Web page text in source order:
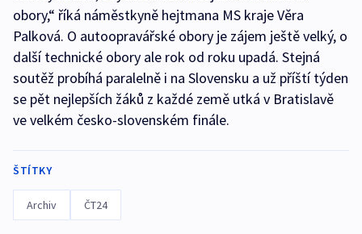
obory,“ říká náměstkyně hejtmana MS kraje Věra
Palková. O autoopravářské obory je zájem ještě velký, o
další technické obory ale rok od roku upadá. Stejná
soutěž probíhá paralelně i na Slovensku a už příští týden
se pět nejlepších žáků z každé země utká v Bratislavě
ve velkém česko-slovenském finále.
ŠTÍTKY
Archiv ČT24